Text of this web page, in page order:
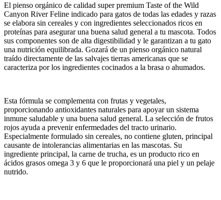
El pienso orgánico de calidad super premium Taste of the Wild
Canyon River Feline indicado para gatos de todas las edades y razas
se elabora sin cereales y con ingredientes seleccionados ricos en
proteínas para asegurar una buena salud general a tu mascota. Todos
sus componentes son de alta digestibilidad y le garantizan a tu gato
una nutrición equilibrada. Gozará de un pienso orgánico natural
traído directamente de las salvajes tierras americanas que se
caracteriza por los ingredientes cocinados a la brasa o ahumados.
Esta fórmula se complementa con frutas y vegetales,
proporcionando antioxidantes naturales para apoyar un sistema
inmune saludable y una buena salud general. La selección de frutos
rojos ayuda a prevenir enfermedades del tracto urinario.
Especialmente formulado sin cereales, no contiene gluten, principal
causante de intolerancias alimentarias en las mascotas. Su
ingrediente principal, la carne de trucha, es un producto rico en
ácidos grasos omega 3 y 6 que le proporcionará una piel y un pelaje
nutrido.